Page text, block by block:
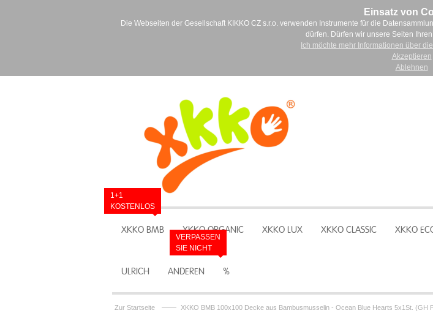
Einsatz von
Die Webseiten der Gesellschaft KIKKO CZ s.r.o. verwenden Instrumente für die
dürfen. Dürfen wir unsere Seiten
Ich möchte mehr Informationen über
Akzeptieren
Ablehnen
XKKO BMB
1+1
KOSTENLOS
XKKO ORGANIC XKKO LUX XKKO CLASSIC XKKO
ULRICH ANDEREN %
VERPASSEN
SIE NICHT
Zur Startseite —— XKKO BMB 100x100 Decke aus Bambusmusselin - Ocean Blue Hearts 5x1St. (GH